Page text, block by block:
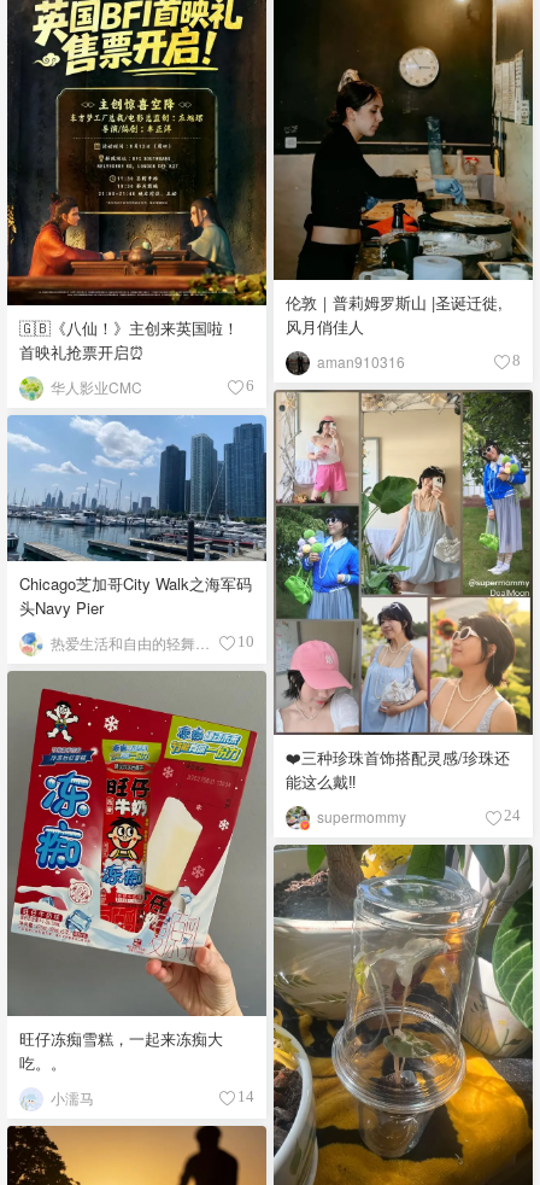
🇬🇧《八仙！》主创来英国啦！
首映礼抢票开启⏰
华人影业CMC 6
伦敦｜普莉姆罗斯山 |圣诞迁徙,
风月俏佳人
aman910316 8
❤️三种珍珠首饰搭配灵感/珍珠还
能这么戴‼️
supermommy 24
Chicago芝加哥City Walk之海军码
头Navy Pier
10
旺仔冻痴雪糕，一起来冻痴大
吃。。
小濡马 14